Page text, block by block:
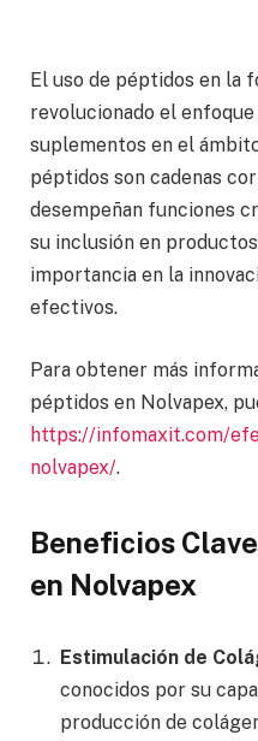
El uso de péptidos en la
revolucionado el
suplementos en el
péptidos son cadenas
desempeñan funciones
su inclusión en
importancia en la
efectivos.
Para obtener más
péptidos en Nolvapex,
https://infomaxit.com/
nolvapex/.
Beneficios
en Nolvapex
Estimulación de
conocidos por su
producción de